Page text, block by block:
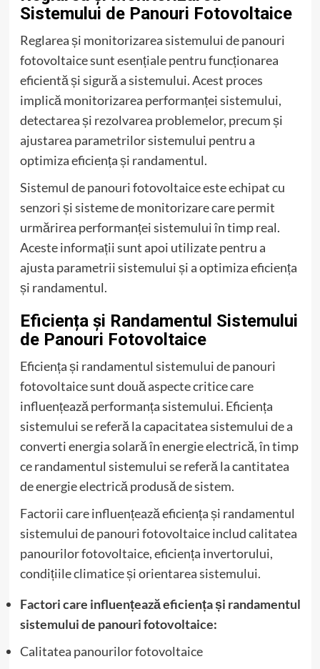
Sistemului de Panouri Fotovoltaice
Reglarea și monitorizarea sistemului de panouri
fotovoltaice sunt esențiale pentru funcționarea
eficientă și sigură a sistemului. Acest proces
implică monitorizarea performanței sistemului,
detectarea și rezolvarea problemelor, precum și
ajustarea parametrilor sistemului pentru a
optimiza eficiența și randamentul.
Sistemul de panouri fotovoltaice este echipat cu
senzori și sisteme de monitorizare care permit
urmărirea performanței sistemului în timp real.
Aceste informații sunt apoi utilizate pentru a
ajusta parametrii sistemului și a optimiza eficiența
și randamentul.
Eficiența și Randamentul Sistemului
de Panouri Fotovoltaice
Eficiența și randamentul sistemului de panouri
fotovoltaice sunt două aspecte critice care
influențează performanța sistemului. Eficiența
sistemului se referă la capacitatea sistemului de a
converti energia solară în energie electrică, în timp
ce randamentul sistemului se referă la cantitatea
de energie electrică produsă de sistem.
Factorii care influențează eficiența și randamentul
sistemului de panouri fotovoltaice includ calitatea
panourilor fotovoltaice, eficiența invertorului,
condițiile climatice și orientarea sistemului.
Factori care influențează eficiența și randamentul
sistemului de panouri fotovoltaice:
Calitatea panourilor fotovoltaice